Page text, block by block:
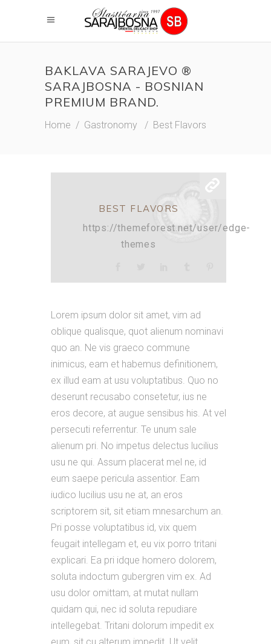
BAKLAVA SARAJEVO ®
SARAJBOSNA - BOSNIAN
PREMIUM BRAND.
Home / Gastronomy / Best Flavors
BEST FLAVORS
https://themeforest.net/user/edge-
themes
Lorem ipsum dolor sit amet, vim ad
oblique qualisque, quot alienum nominavi
quo an. Ne vis graeco commune
inimicus, eam et habemus definitionem,
ex illud eam at usu voluptatibus. Quo no
deserunt recusabo consetetur, ius ne
eros decore, at augue sensibus his. At vel
persecuti referrentur. Te unum sale
alienum pri. No impetus delectus lucilius
usu ne qui. Assum placerat mel ne, id
eum saepe pericula assentior. Eam
iudico lucilius usu ne at, an eros
scriptorem sit, sit etiam mnesarchum an.
Pri posse voluptatibus id, vix quem
feugait intellegam et, eu vix porro tritani
explicari. Ea pri idque homero dolorem,
soluta indoctum gubergren vim ex. Ad
usu dolor omittam, at mutat nullam
quidam qui, nec id soluta repudiare
intellegebat. Tritani dolorum impedit ex